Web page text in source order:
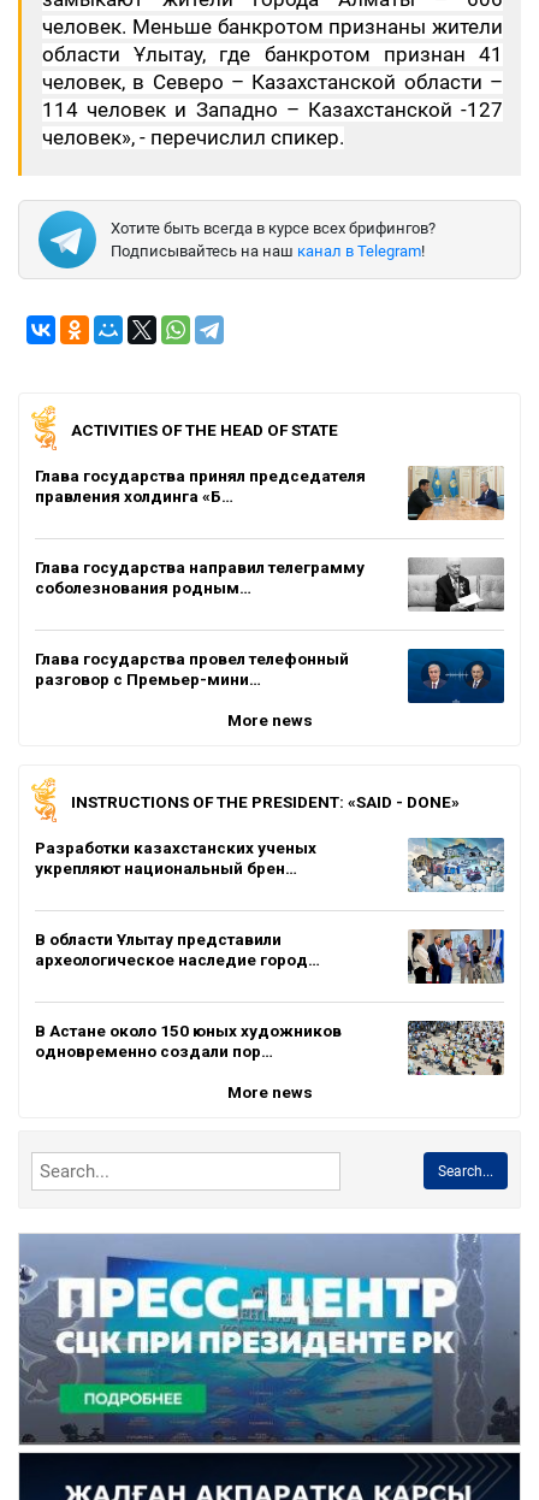
человек. Меньше банкротом признаны жители
области Ұлытау, где банкротом признан 41
человек, в Северо – Казахстанской области –
114 человек и Западно – Казахстанской -127
человек», - перечислил спикер.
Хотите быть всегда в курсе всех брифингов?
Подписывайтесь на наш канал в Telegram!
ACTIVITIES OF THE HEAD OF STATE
Глава государства принял председателя
правления холдинга «Б…
Глава государства направил телеграмму
соболезнования родным…
Глава государства провел телефонный
разговор с Премьер-мини…
More news
INSTRUCTIONS OF THE PRESIDENT: «SAID - DONE»
Разработки казахстанских ученых
укрепляют национальный брен…
В области Ұлытау представили
археологическое наследие город…
В Астане около 150 юных художников
одновременно создали пор…
More news
Search...